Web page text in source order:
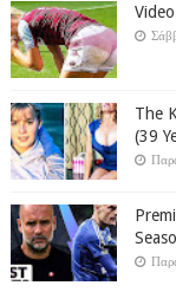
The
(39